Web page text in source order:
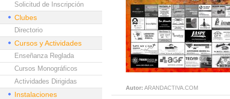
Solicitud de Inscripción
Clubes
Directorio
Cursos y Actividades
Enseñanza Reglada
Cursos Monográficos
Actividades Dirigidas
Instalaciones
Autor: ARANDACTIVA.COM